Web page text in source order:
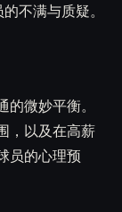
不满与质疑。
微妙平衡。
，以及在高薪
员的心理预